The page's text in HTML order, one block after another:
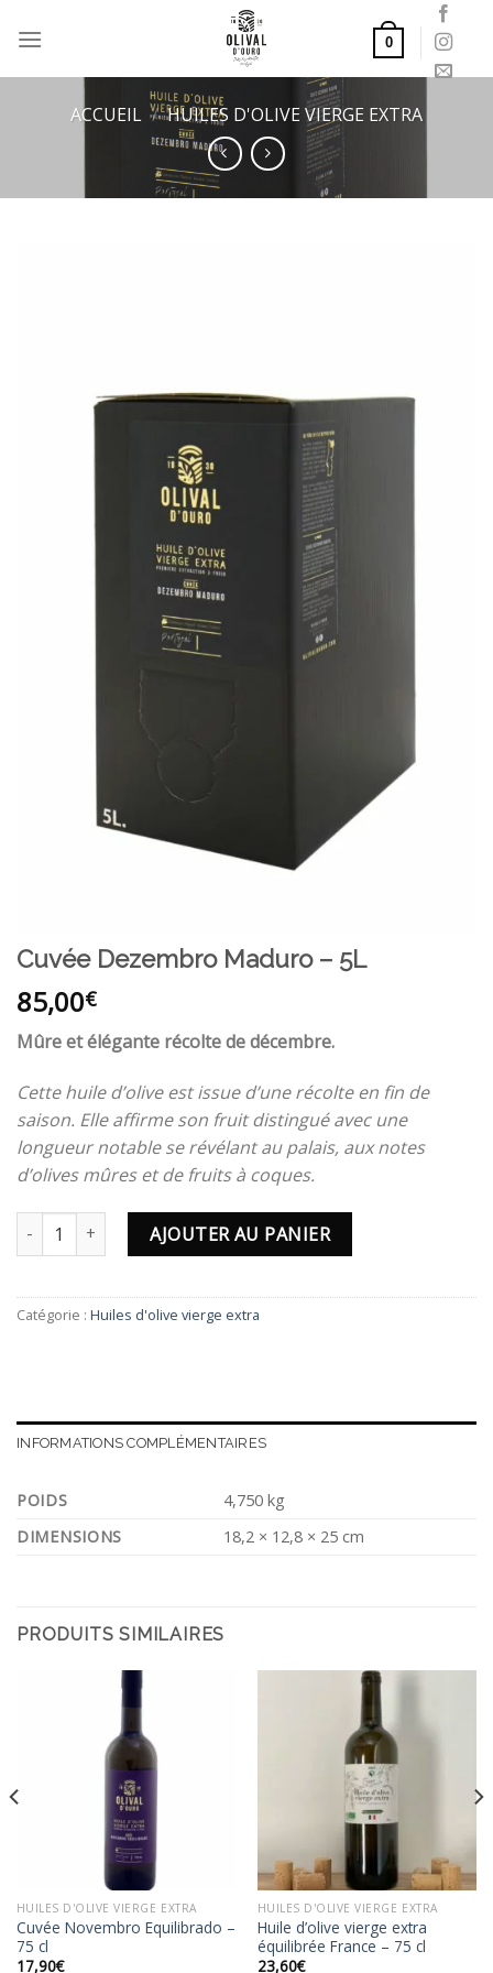
au
0
ACCUEIL / HUILES D'OLIVE VIERGE EXTRA
Cuvée Dezembro Maduro – 5L
85,00€
Mûre et élégante récolte de décembre.
Cette huile d’olive est issue d’une récolte en fin de
saison. Elle affirme son fruit distingué avec une
longueur notable se révélant au palais, aux notes
d’olives mûres et de fruits à coques.
quantité de Cuvée Dezembro Maduro - 5L
AJOUTER AU PANIER
Catégorie : Huiles d'olive vierge extra
INFORMATIONS COMPLÉMENTAIRES
POIDS
4,750 kg
DIMENSIONS
18,2 × 12,8 × 25 cm
PRODUITS SIMILAIRES
HUILES D'OLIVE VIERGE EXTRA
Cuvée Novembro Equilibrado –
75 cl
17,90€
HUILES D'OLIVE VIERGE EXTRA
Huile d’olive vierge extra
équilibrée France – 75 cl
23,60€